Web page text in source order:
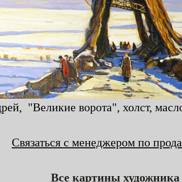
"Великие ворота", холст,
Связаться с менеджером по
Все картины художника